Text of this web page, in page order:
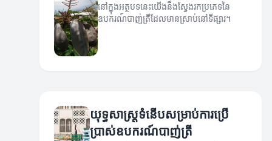
នៅក្នុងអត្ថបទនេះយើងនឹងស្វែងរកប្រភេទនៃ
ឧបករណ៍បាញ់ត្រីដែលមានស្រាប់នៅទីផ្សារ។
យុទ្ធសាស្ត្រទំនើបសម្រាប់ការប្រើ
ប្រាស់ឧបករណ៍បាញ់ត្រី